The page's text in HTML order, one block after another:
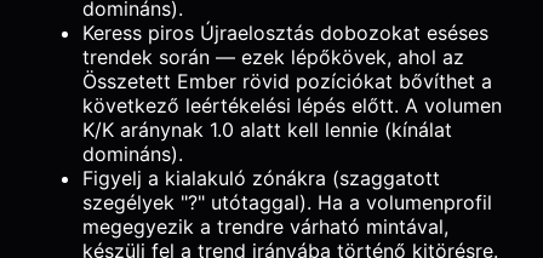
domináns).
Keress piros Újraelosztás dobozokat eséses
trendek során — ezek lépőkövek, ahol az
Összetett Ember rövid pozíciókat bővíthet a
következő leértékelési lépés előtt. A volumen
K/K aránynak 1.0 alatt kell lennie (kínálat
domináns).
Figyelj a kialakuló zónákra (szaggatott
szegélyek "?" utótaggal). Ha a volumenprofil
megegyezik a trendre várható mintával,
készülj fel a trend irányába történő kitörésre.